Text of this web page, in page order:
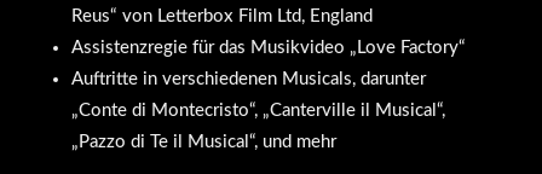
Reus“ von Letterbox Film Ltd, England
Assistenzregie für das Musikvideo „Love Factory“
Auftritte in verschiedenen Musicals, darunter
„Conte di Montecristo“, „Canterville il Musical“,
„Pazzo di Te il Musical“, und mehr